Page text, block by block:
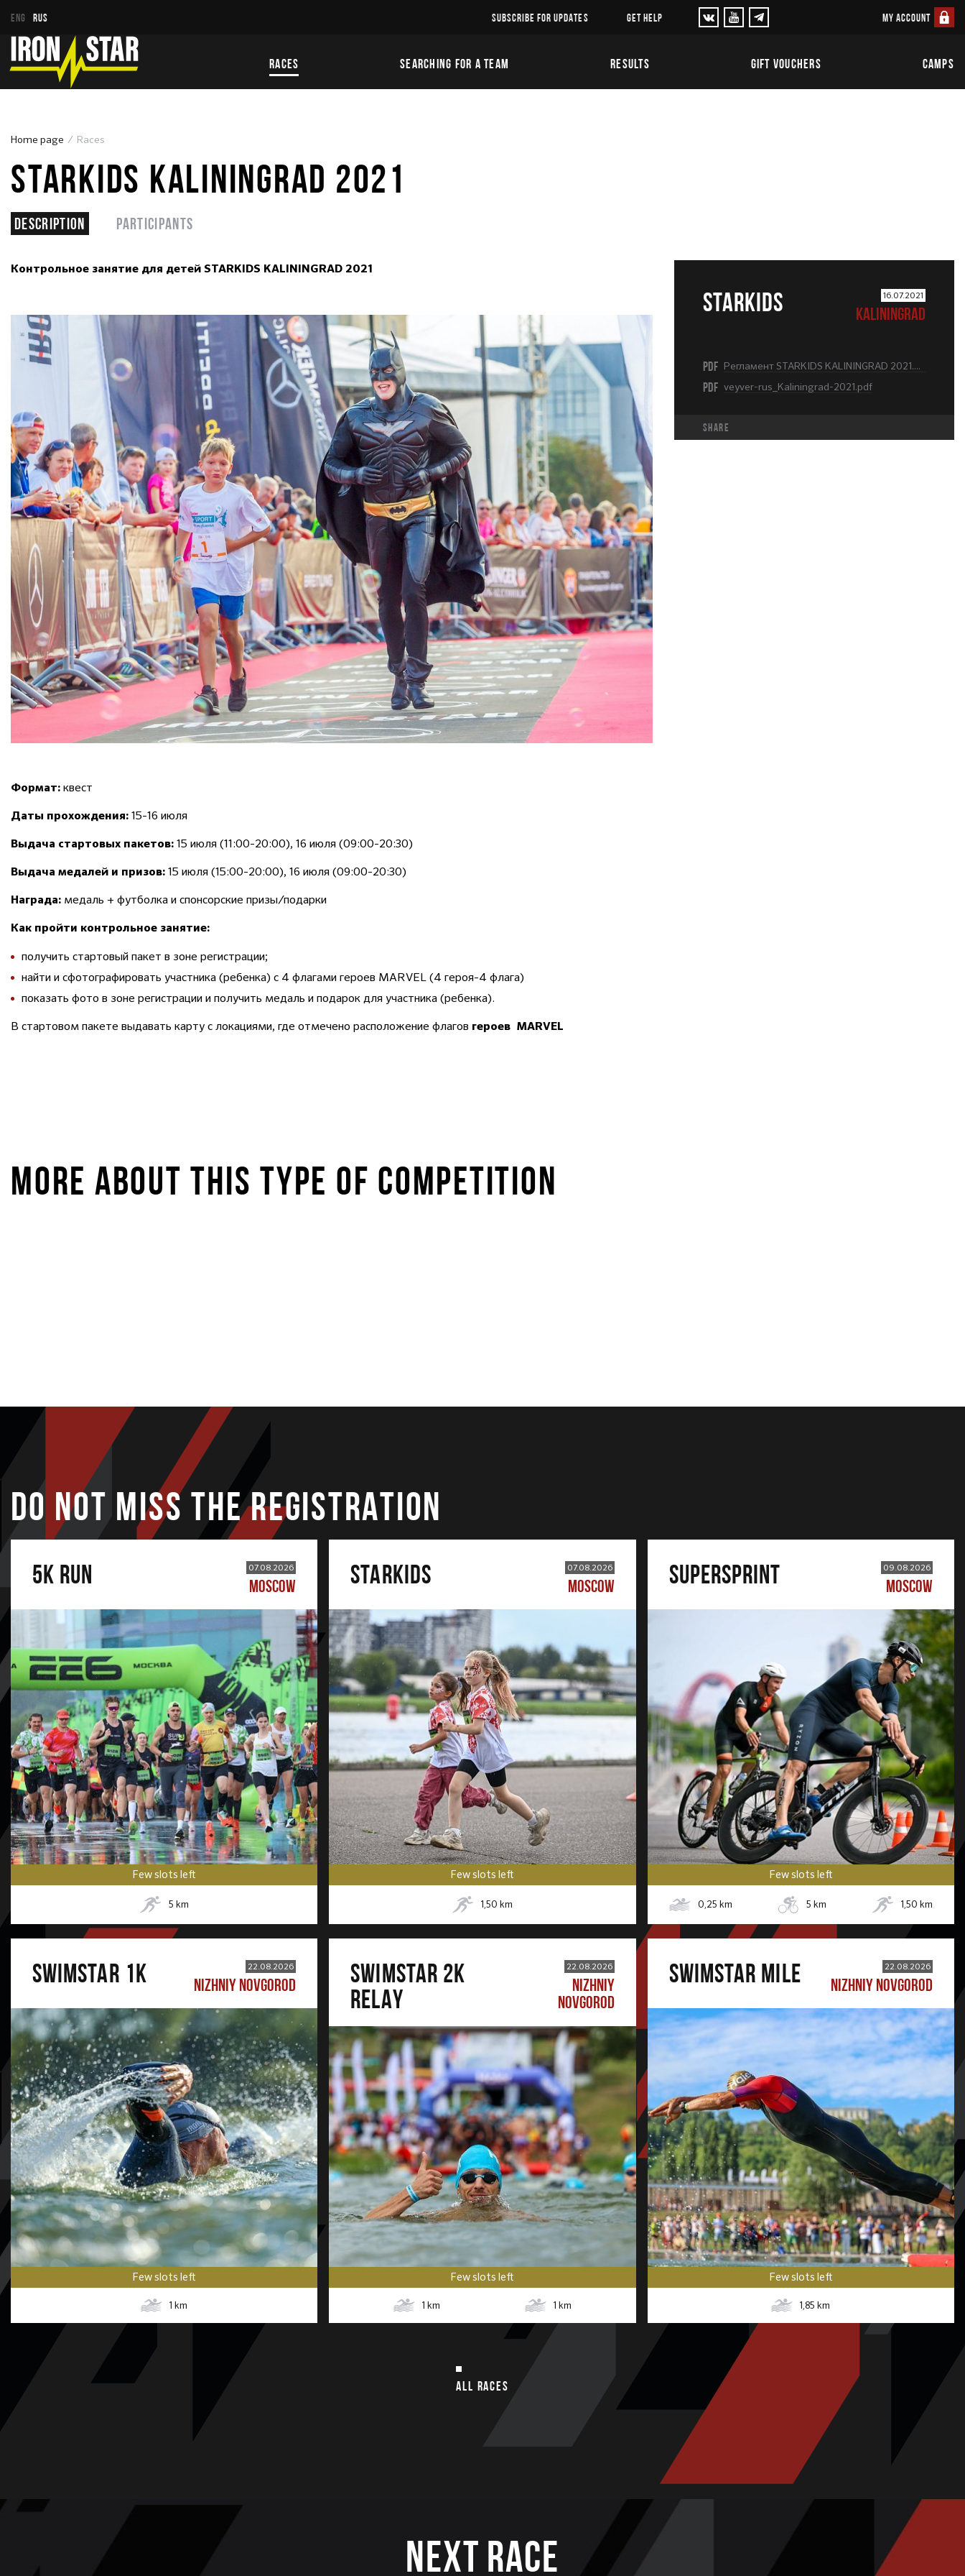
ENG RUS SUBSCRIBE FOR UPDATES GET HELP MY ACCOUNT
RACES SEARCHING FOR A TEAM RESULTS GIFT VOUCHERS CAMPS
Home page Races
STARKIDS KALININGRAD 2021
Description Participants
Контрольное занятие для детей STARKIDS KALININGRAD 2021
Формат: квест
Даты прохождения: 15-16 июля
Выдача стартовых пакетов: 15 июля (11:00-20:00), 16 июля (09:00-20:30)
Выдача медалей и призов: 15 июля (15:00-20:00), 16 июля (09:00-20:30)
Награда: медаль + футболка и спонсорские призы/подарки
Как пройти контрольное занятие:
получить стартовый пакет в зоне регистрации;
найти и сфотографировать участника (ребенка) с 4 флагами героев MARVEL (4 героя-4 флага)
показать фото в зоне регистрации и получить медаль и подарок для участника (ребенка).
В стартовом пакете выдавать карту с локациями, где отмечено расположение флагов героев MARVEL
MORE ABOUT THIS TYPE OF COMPETITION
STARKIDS 16.07.2021
KALININGRAD
PDF Регламент STARKIDS KALININGRAD 2021.pdf
PDF veyver-rus_Kaliningrad-2021.pdf
share
DO NOT MISS THE REGISTRATION
5К RUN 07.08.2026
MOSCOW
Few slots left
5 km
STARKIDS 07.08.2026
MOSCOW
Few slots left
1,50 km
SUPERSPRINT 09.08.2026
MOSCOW
Few slots left
0,25 km 5km 1,50 km
SWIMSTAR 1K 22.08.2026
NIZHNIY NOVGOROD
Few slots left
1km
SWIMSTAR 2K
RELAY
22.08.2026
NIZHNIY
NOVGOROD
Few slots left
1 km 1km
SWIMSTAR MILE 22.08.2026
NIZHNIY NOVGOROD
Few slots left
1,85km
ALL RACES
Next race